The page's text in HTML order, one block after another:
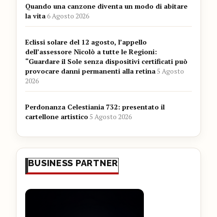
Quando una canzone diventa un modo di abitare
la vita6 Agosto 2026
Eclissi solare del 12 agosto, l’appello
dell’assessore Nicolò a tutte le Regioni:
“Guardare il Sole senza dispositivi certificati può
provocare danni permanenti alla retina5 Agosto
2026
Perdonanza Celestiania 732: presentato il
cartellone artistico5 Agosto 2026
BUSINESS PARTNER